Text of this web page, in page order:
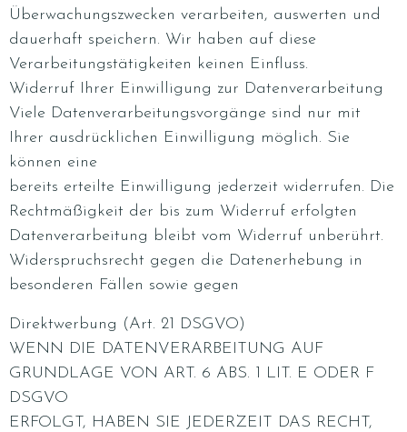
Überwachungszwecken verarbeiten, auswerten und
dauerhaft speichern. Wir haben auf diese
Verarbeitungstätigkeiten keinen Einfluss.
Widerruf Ihrer Einwilligung zur Datenverarbeitung
Viele Datenverarbeitungsvorgänge sind nur mit
Ihrer ausdrücklichen Einwilligung möglich. Sie
können eine
bereits erteilte Einwilligung jederzeit widerrufen. Die
Rechtmäßigkeit der bis zum Widerruf erfolgten
Datenverarbeitung bleibt vom Widerruf unberührt.
Widerspruchsrecht gegen die Datenerhebung in
besonderen Fällen sowie gegen
Direktwerbung (Art. 21 DSGVO)
WENN DIE DATENVERARBEITUNG AUF
GRUNDLAGE VON ART. 6 ABS. 1 LIT. E ODER F
DSGVO
ERFOLGT, HABEN SIE JEDERZEIT DAS RECHT,